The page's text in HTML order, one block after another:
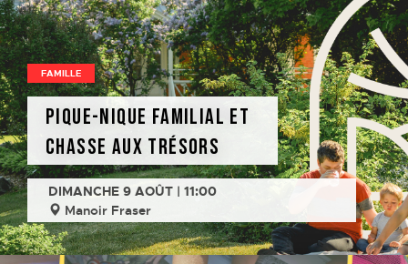
FAMILLE
Pique-nique familial et
chasse aux trésors
DIMANCHE 9 AOÛT | 11:00
Manoir Fraser